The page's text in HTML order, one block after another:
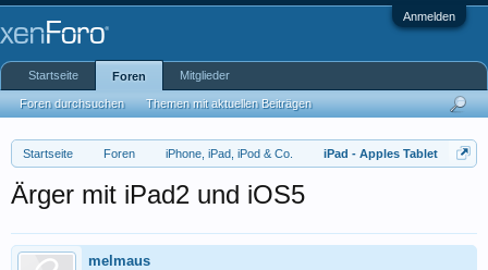
Anmelden
Startseite Foren iPhone, iPad, iPod & Co. iPad - Apples Tablet
Ärger mit iPad2 und iOS5
melmaus
Startseite Foren
Foren durchsuchen Themen mit aktuellen Beiträgen
Mitglieder